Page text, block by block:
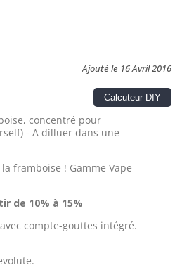
Ajouté le 16 Avril 2016
Calcuteur DIY
concentré pour
- A dilluer dans une
framboise ! Gamme Vape
de 10% à 15%
compte-gouttes intégré.